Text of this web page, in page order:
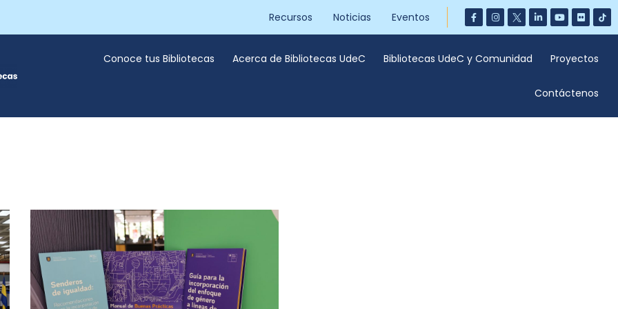
Recursos Noticias Eventos
Conoce tus Bibliotecas Acerca de Bibliotecas UdeC Bibliotecas UdeC y Comunidad Proyectos
Contáctenos